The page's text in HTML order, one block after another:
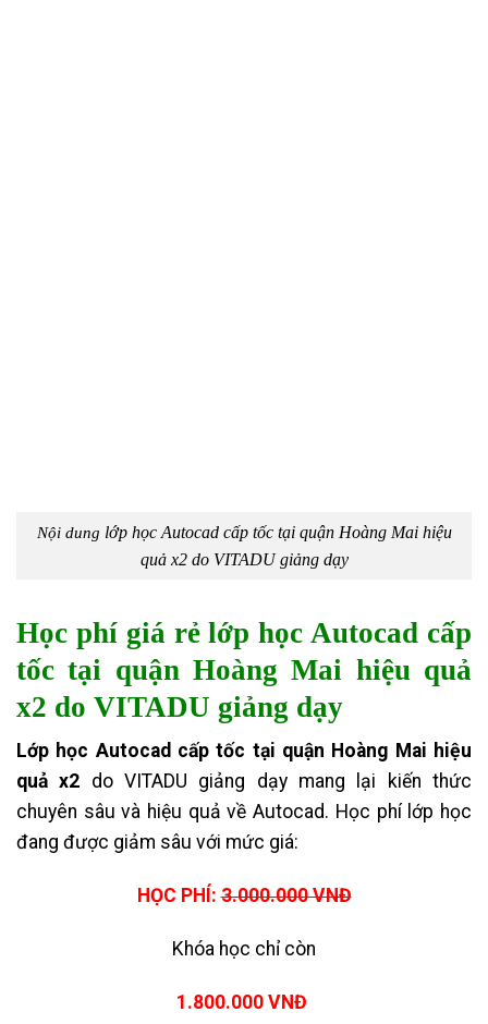
Nội dung lớp học Autocad cấp tốc tại quận Hoàng Mai hiệu
quả x2 do VITADU giảng dạy
Học phí giá rẻ lớp học Autocad cấp
tốc tại quận Hoàng Mai hiệu quả
x2 do VITADU giảng dạy
Lớp học Autocad cấp tốc tại quận Hoàng Mai hiệu
quả x2 do VITADU giảng dạy mang lại kiến thức
chuyên sâu và hiệu quả về Autocad. Học phí lớp học
đang được giảm sâu với mức giá:
HỌC PHÍ:3.000.000 VNĐ
Khóa học chỉ còn
1.800.000 VNĐ